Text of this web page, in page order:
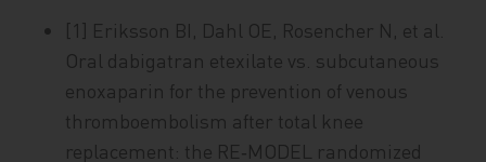
[1] Eriksson BI, Dahl OE, Rosencher N, et al.
Oral dabigatran etexilate vs. subcutaneous
enoxaparin for the prevention of venous
thromboembolism after total knee
replacement: the RE‑MODEL randomized